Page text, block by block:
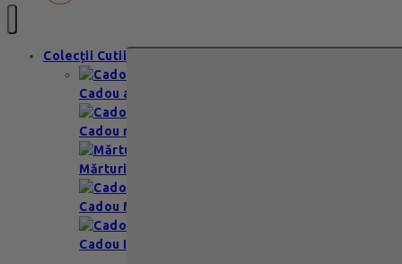
Colecții Cutii
Cadou aniversare
Cadou romantic
Mărturii nuntă & botez
Cadou Multumesc
Cadou Invitatie